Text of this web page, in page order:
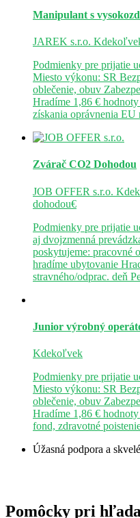
Manipulant s
JAREK s.r.o.
Podmienky pre prijatie
Miesto výkonu: SR
oblečenie, obuv
Hradíme 1,86 €
získania oprávnenia
Zvárač CO2 Dohodou
JOB OFFER s.r.o.
dohodou€
Podmienky pre prijatie
aj dvojzmenná
poskytujeme: pracovné
hradíme ubytovanie
stravného/odprac. deň
Junior výrobný
Kdekoľvek
Podmienky pre prijatie
Miesto výkonu: SR
oblečenie, obuv
Hradíme 1,86 €
fond, zdravotné
Úžasná podpora a
Pomôcky pri